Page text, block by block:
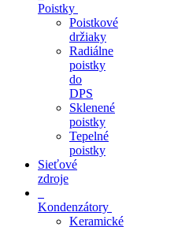
Poistky
Poistkové
držiaky
Radiálne
poistky
do
DPS
Sklenené
poistky
Tepelné
poistky
Sieťové
zdroje
Kondenzátory
Keramické